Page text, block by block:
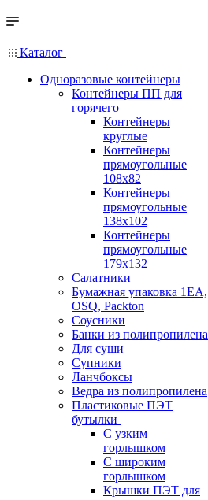
Каталог
Одноразовые контейнеры
Контейнеры ПП для
горячего
Контейнеры
круглые
Контейнеры
прямоугольные
108х82
Контейнеры
прямоугольные
138х102
Контейнеры
прямоугольные
179х132
Салатники
Бумажная упаковка 1ЕА,
OSQ, Packton
Соусники
Банки из полипропилена
Для суши
Супники
Ланчбоксы
Ведра из полипропилена
Пластиковые ПЭТ
бутылки
С узким
горлышком
С широким
горлышком
Крышки ПЭТ для